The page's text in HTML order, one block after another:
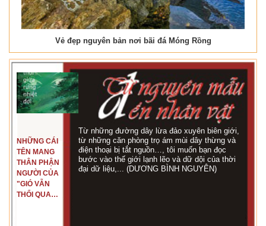
Vẻ đẹp nguyên bản nơi bãi đá Móng Rồng
NHỮNG CÁI
TÊN MANG
THÂN PHẬN
NGƯỜI CỦA
"GIÓ VẪN
THỔI QUA
Từ những đường dây lừa đảo xuyên biên giới,
từ những căn phòng trọ ám mùi dây thừng và
điện thoại bị tắt nguồn…, tôi muốn bạn đọc
bước vào thế giới lạnh lẽo và dữ dội của thời
đại dữ liệu,... (DƯƠNG BÌNH NGUYÊN)